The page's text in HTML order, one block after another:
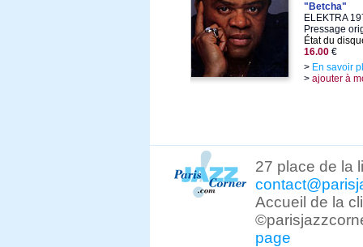
"Betcha"
ELEKTRA
Pressage
État du
16.00 €
> En savoir
> ajouter à
27 place de la
Accueil de la
page